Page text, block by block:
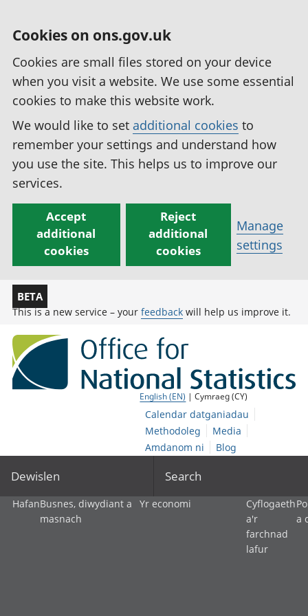
Cookies on ons.gov.uk
Cookies are small files stored on your device
when you visit a website. We use some essential
cookies to make this website work.
We would like to set additional cookies to
remember your settings and understand how
you use the site. This helps us to improve our
services.
Accept
additional
cookies
Reject
additional
cookies
Manage
settings
BETA
This is a new service – your feedback will help us improve it.
English (EN) | Cymraeg (CY)
Calendar datganiadau
Methodoleg
Media
Amdanom ni
Blog
Dewislen Search
HafanBusnes, diwydiant a
masnach
Yr economi
Cyflogaeth
a'r
farchnad
lafur
a